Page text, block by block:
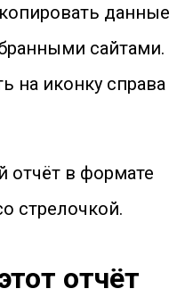
данные
сайтами.
на иконку справа
отчёт в формате
стрелочкой.
отчёт